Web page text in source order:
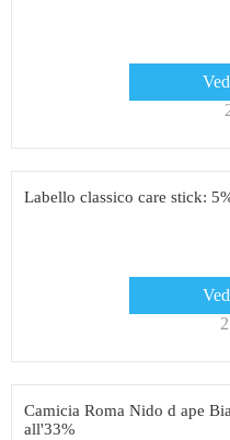
Labello classico care stick:
Camicia Roma Nido d ape
all'33%